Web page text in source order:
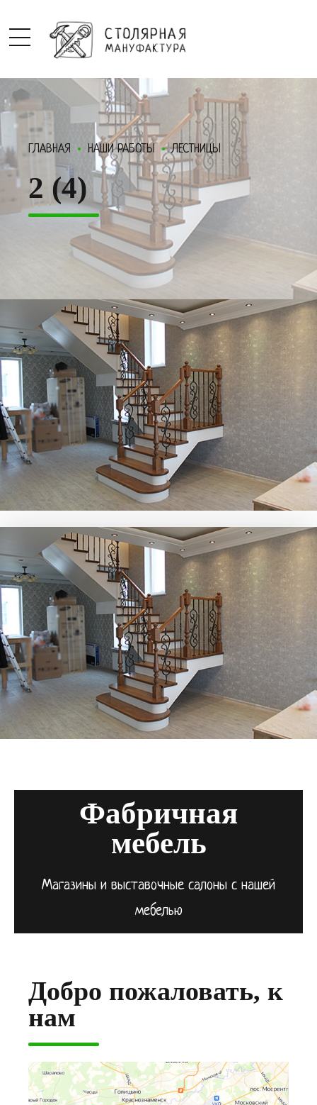
ГЛАВНАЯ НАШИ РАБОТЫ ЛЕСТНИЦЫ
2 (4)
Фабричная
мебель
Магазины и выставочные салоны с нашей
мебелью
Добро пожаловать, к
нам